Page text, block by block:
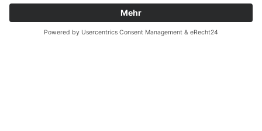
Fax: +49 (0) 8671 509-1290